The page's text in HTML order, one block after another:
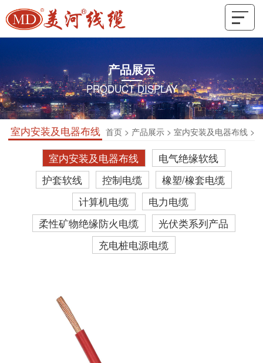
产品展示
PRODUCT DISPLAY
室内安装及电器布线 首页 > 产品展示 > 室内安装及电器布线 >
室内安装及电器布线
电气绝缘软线
护套软线
控制电缆
橡塑/橡套电缆
计算机电缆
电力电缆
柔性矿物绝缘防火电缆
光伏类系列产品
充电桩电源电缆